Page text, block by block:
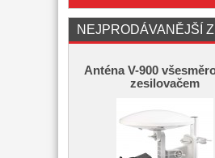
NEJPRODÁVANĚJŠÍ
Anténa V-900
zesilovačem